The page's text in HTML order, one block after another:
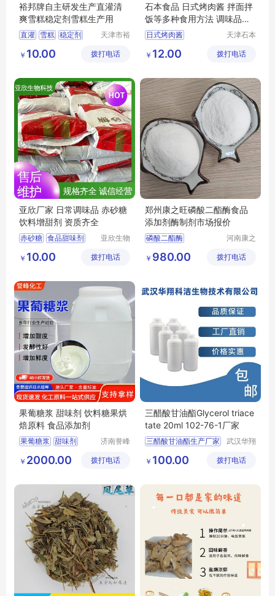
裕邦牌自主研发生产直灌清
爽雪糕稳定剂雪糕生产用
直灌 雪糕 稳定剂
天津市裕
展有限公
￥ 10.00 拨打电话
石本食品 日式烤肉酱 拌面拌
饭等多种食用方法 调味品厂
家
日式烤肉酱
天津石本
有限公司
￥ 12.00 拨打电话
亚欣厂家 日常调味品 赤砂糖
饮料增甜剂 资质齐全
赤砂糖 食品甜味剂
食品添加剂
亚欣生物
州）有限
￥ 10.00 拨打电话
郑州康之旺磷酸二酯酶食品
添加剂酶制剂市场报价
磷酸二酯酶
河南康之
技有限公
￥ 980.00 拨打电话
果葡糖浆 甜味剂 饮料糖果烘
焙原料 食品添加剂
果葡糖浆 甜味剂
果葡糖浆厂家
济南誉峰
公司
￥ 2000.00 拨打电话
三醋酸甘油酯Glycerol triace
tate 20ml 102-76-1厂家
三醋酸甘油酯生产厂家
武汉华翔
技术有限
￥ 100.00 拨打电话